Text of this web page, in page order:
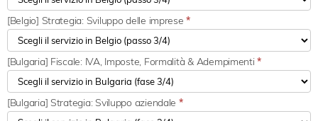
[Belgio] Strategia: Sviluppo delle imprese*
[Bulgaria] Fiscale: IVA, Imposte, Formalità & Adempimenti*
[Bulgaria] Strategia: Sviluppo aziendale *